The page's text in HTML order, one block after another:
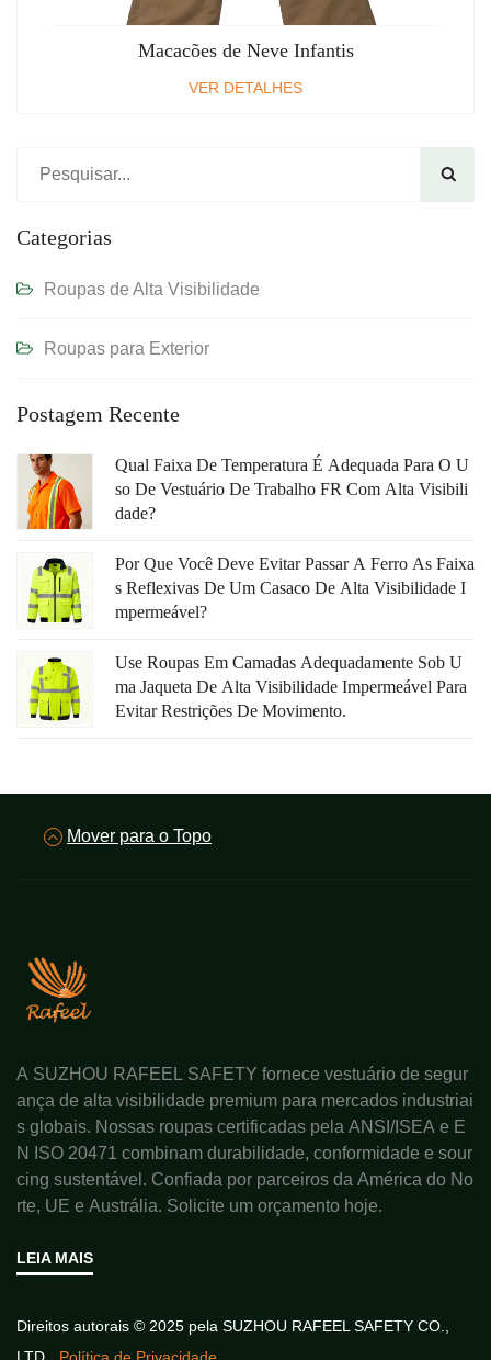
Macacões de Neve Infantis
VER DETALHES

Categorias
Roupas de Alta Visibilidade
Roupas para Exterior
Postagem Recente
Qual Faixa De Temperatura É Adequada Para O U
So De Vestuário De Trabalho FR Com Alta Visibili
Dade?
Por Que Você Deve Evitar Passar A Ferro As Faixa
S Reflexivas De Um Casaco De Alta Visibilidade I
Mpermeável?
Use Roupas Em Camadas Adequadamente Sob U
Ma Jaqueta De Alta Visibilidade Impermeável Para
Evitar Restrições De Movimento.
Mover para o Topo
A SUZHOU RAFEEL SAFETY fornece vestuário de segur
ança de alta visibilidade premium para mercados industriai
s globais. Nossas roupas certificadas pela ANSI/ISEA e E
N ISO 20471 combinam durabilidade, conformidade e sour
cing sustentável. Confiada por parceiros da América do No
rte, UE e Austrália. Solicite um orçamento hoje.
LEIA MAIS
Direitos autorais © 2025 pela SUZHOU RAFEEL SAFETY CO.,
LTD.
Política de Privacidade